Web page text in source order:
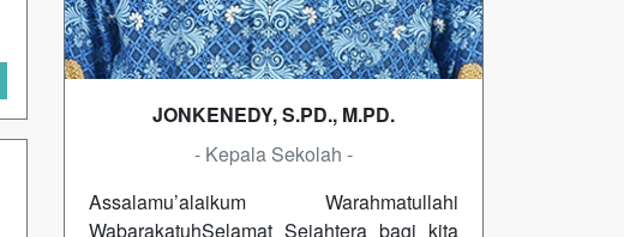
JONKENEDY, S.PD., M.PD.
- Kepala Sekolah -
Assalamu’alaikum Warahmatullahi
WabarakatuhSelamat Sejahtera bagi kita